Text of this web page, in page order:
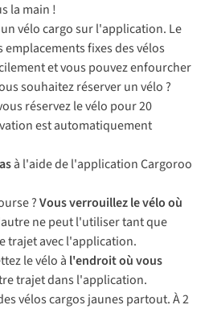
la main !
un vélo cargo sur l'application. Le
fixes des vélos
et vous pouvez enfourcher
souhaitez réserver un vélo ?
réservez le vélo pour 20
est automatiquement
à l'aide de l'application Cargoroo
?Vous verrouillez le vélo où
ne peut l'utiliser tant que
trajet avec l'application.
le vélo à l'endroit où vous
trajet dans l'application.
vélos cargos jaunes partout. À 2